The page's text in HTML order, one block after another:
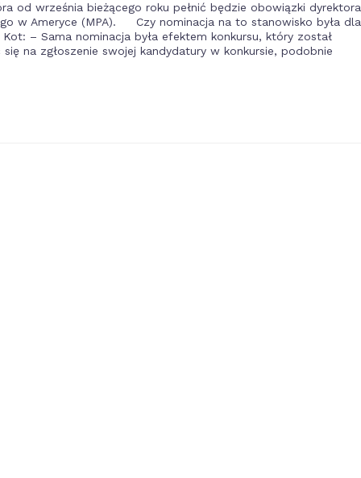
od września bieżącego roku pełnić będzie obowiązki dyrektora
w Ameryce (MPA). Czy nominacja na to stanowisko była dla
– Sama nominacja była efektem konkursu, który został
na zgłoszenie swojej kandydatury w konkursie, podobnie